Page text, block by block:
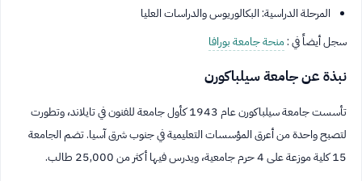
المرحلة الدراسية: البكالوريوس والدراسات العليا
سجل أيضاً في :منحة جامعة بورافا
نبذة عن جامعة سيلباكورن
تأسست جامعة سيلباكورن عام 1943 كأول جامعة للفنون في تايلاند، وتطورت
لتصبح واحدة من أعرق المؤسسات التعليمية في جنوب شرق آسيا. تضم الجامعة
15 كلية موزعة على 4 حرم جامعية، ويدرس فيها أكثر من 25,000 طالب.